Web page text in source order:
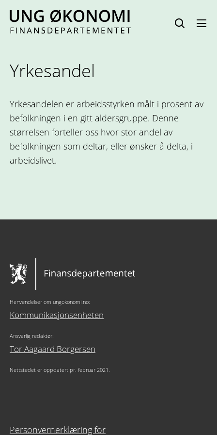
innhold
Yrkesandel
Yrkesandelen er arbeidsstyrken målt i prosent av
befolkningen i en gitt aldersgruppe. Denne
størrelsen forteller oss hvor stor andel av
befolkningen som deltar, eller ønsker å delta, i
arbeidslivet.
Henvendelser om ungokonomi.no:
Kommunikasjonsenheten
Ansvarlig redaktør:
Tor Aagaard Borgersen
Nettstedet er oppdatert pr. februar 2021.
Personvernerklæring for